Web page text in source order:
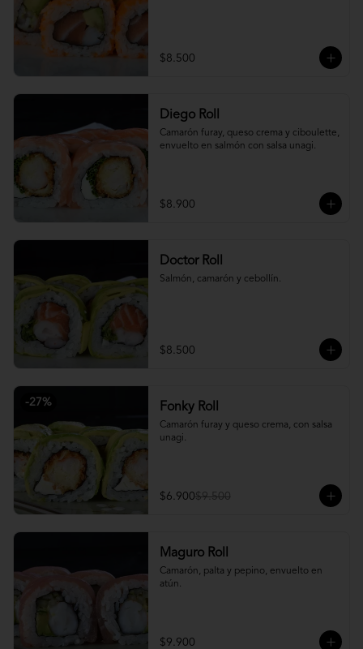
$8.500
Diego Roll
Camarón furay, queso crema y ciboulette,
envuelto en salmón con salsa unagi.
$8.900
Doctor Roll
Salmón, camarón y cebollín.
$8.500
-27% Fonky Roll
Camarón furay y queso crema, con salsa
unagi.
$6.900$9.500
Maguro Roll
Camarón, palta y pepino, envuelto en
atún.
$9.900